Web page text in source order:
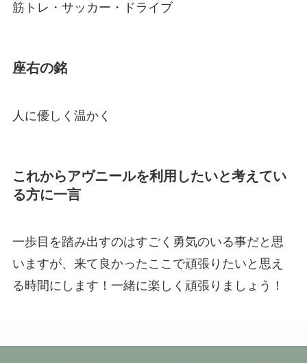
筋トレ・サッカー・ドライブ
座右の銘
人に優しく温かく
これからアヴニールを利用したいと考えてい
る方に一言
一歩目を踏み出すのはすごく勇気のいる事だと思
いますが、来て良かったここで頑張りたいと思え
る時間にします！一緒に楽しく頑張りましょう！